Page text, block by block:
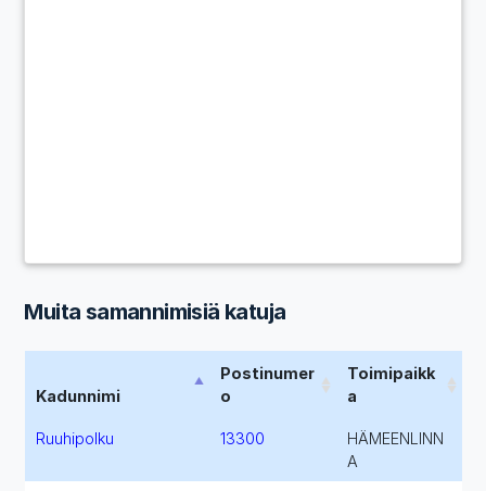
Muita samannimisiä katuja
Kadunnimi
Postinumer
o
Toimipaikk
a
Ruuhipolku 13300
HÄMEENLINN
A